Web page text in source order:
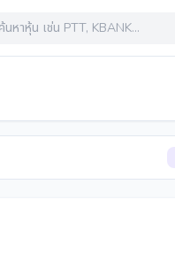
ค้นหาหุ้น เช่น PTT, KBANK...